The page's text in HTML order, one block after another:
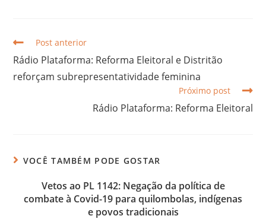
Post anterior
Rádio Plataforma: Reforma Eleitoral e Distritão
reforçam subrepresentatividade feminina
Próximo post
Rádio Plataforma: Reforma Eleitoral
VOCÊ TAMBÉM PODE GOSTAR
Vetos ao PL 1142: Negação da política de
combate à Covid-19 para quilombolas, indígenas
e povos tradicionais